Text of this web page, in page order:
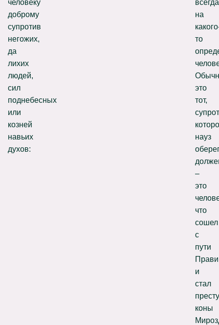
человеку
доброму
супротив
негожих,
да
лихих
людей,
сил
поднебесных
или
козней
навьих
духов:
всегда
на
то
это
тот,
науз
–
это
что
сошел
с
пути
Прави
и
стал
коны